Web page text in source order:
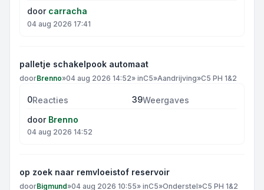
door carracha
04 aug 2026 17:41
palletje schakelpook automaat
doorBrenno»04 aug 2026 14:52» inC5»Aandrijving»C5 PH 1&2
0Reacties 39Weergaves
door Brenno
04 aug 2026 14:52
op zoek naar remvloeistof reservoir
doorBigmund»04 aug 2026 10:55» inC5»Onderstel»C5 PH 1&2